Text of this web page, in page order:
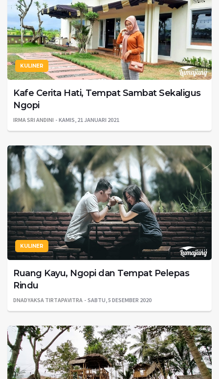
KULINER
Kafe Cerita Hati, Tempat Sambat Sekaligus
Ngopi
IRMA SRI ANDINI KAMIS, 21 JANUARI 2021
KULINER
Ruang Kayu, Ngopi dan Tempat Pelepas
Rindu
DNADYAKSA TIRTAPAVITRA SABTU, 5 DESEMBER 2020